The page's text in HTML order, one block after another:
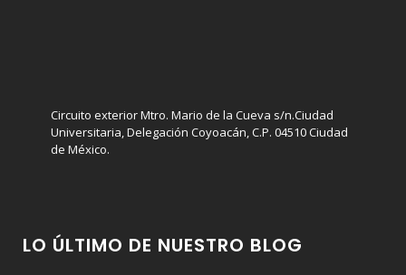
Circuito exterior Mtro. Mario de la Cueva s/n.Ciudad
Universitaria, Delegación Coyoacán, C.P. 04510 Ciudad
de México.
LO ÚLTIMO DE NUESTRO BLOG